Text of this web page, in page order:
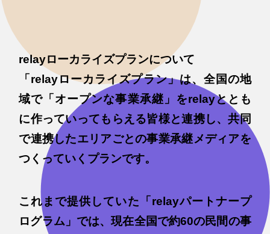
relayローカライズプランについて
「relayローカライズプラン」は、全国の地
域で「オープンな事業承継」をrelayととも
に作っていってもらえる皆様と連携し、共同
で連携したエリアごとの事業承継メディアを
つくっていくプランです。
これまで提供していた「relayパートナープ
ログラム」では、現在全国で約60の民間の事